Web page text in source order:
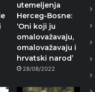
utemeljenja
Herceg-Bosne:
‘Oni koji ju
omalovažavaju,
omalovažavaju i
hrvatski narod’
28/08/2022